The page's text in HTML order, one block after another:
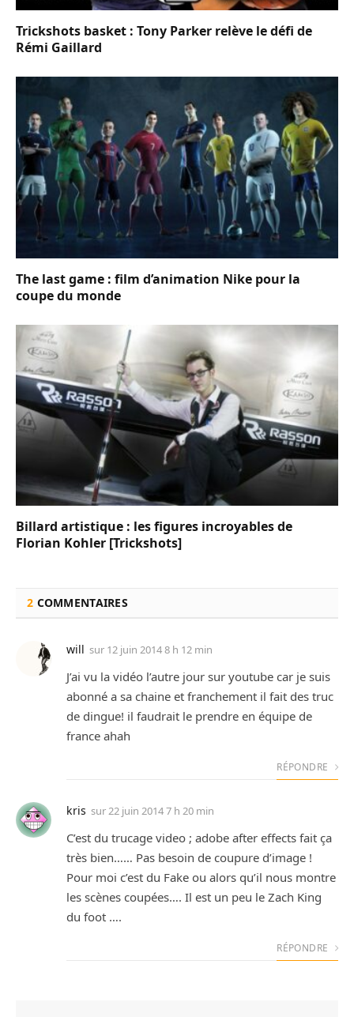
Trickshots basket : Tony Parker relève le défi de
Rémi Gaillard
The last game : film d’animation Nike pour la
coupe du monde
Billard artistique : les figures incroyables de
Florian Kohler [Trickshots]
2 COMMENTAIRES
will sur 12 juin 2014 8 h 12 min
J’ai vu la vidéo l’autre jour sur youtube car je suis
abonné a sa chaine et franchement il fait des truc
de dingue! il faudrait le prendre en équipe de
france ahah
RÉPONDRE
kris sur22 juin 2014 7 h 20 min
C’est du trucage video ; adobe after effects fait ça
très bien…… Pas besoin de coupure d’image !
Pour moi c’est du Fake ou alors qu’il nous montre
les scènes coupées…. Il est un peu le Zach King
du foot ….
RÉPONDRE